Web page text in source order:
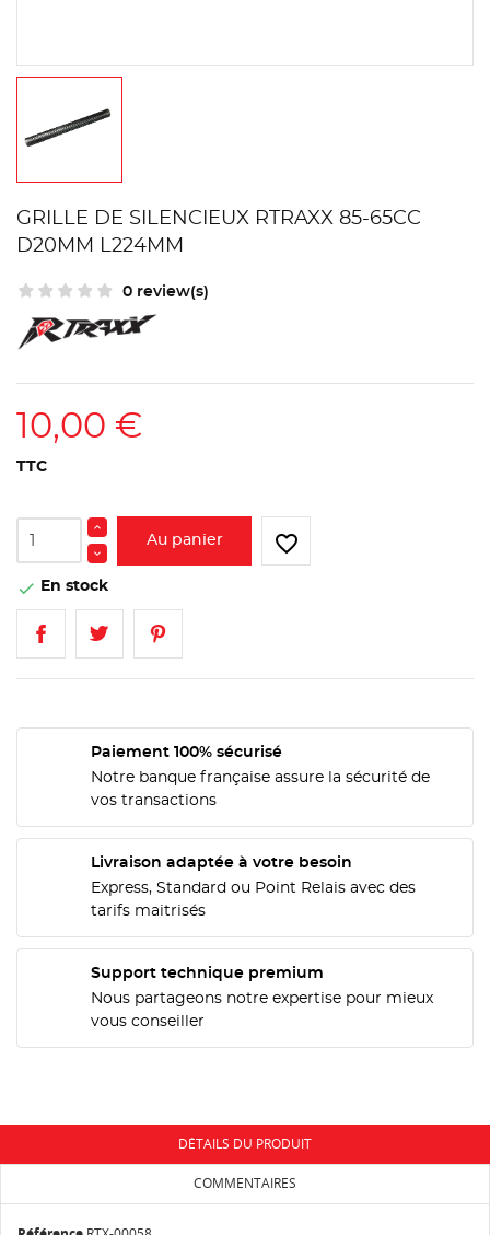
GRILLE DE SILENCIEUX RTRAXX 85-65CC
D20MM L224MM
0 review(s)
10,00 €
TTC
Au panier favorite_border
 En stock
Paiement 100% sécurisé
Notre banque française assure la sécurité de
vos transactions
Livraison adaptée à votre besoin
Express, Standard ou Point Relais avec des
tarifs maitrisés
Support technique premium
Nous partageons notre expertise pour mieux
vous conseiller
DÉTAILS DU PRODUIT
COMMENTAIRES
MES LISTES
CRÉER UNE LISTE D'ENVIES
NOM DE LA LISTE D'ENVIES
CONNEXION
Vous devez être connecté pour ajouter des produits
à votre liste d'envies.